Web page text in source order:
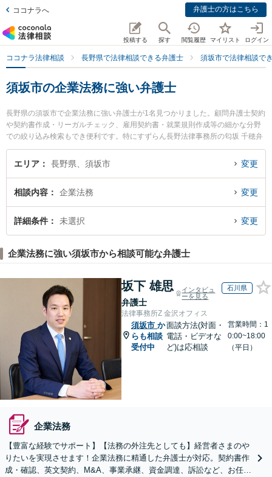
ココナラへ 弁護士の方はこちら
投稿する 探す 閲覧履歴 マイリスト ログイン
ココナラ法律相談 長野県で法律相談できる弁護士 須坂市で法律相談で
須坂市の企業法務に強い弁護士
長野県の須坂市で企業法務に強い弁護士が1名見つかりました。顧問弁護士契約
や契約書作成・リーガルチェック、雇用契約書・就業規則作成等の細かな分野
での絞り込み検索もでき便利です。特にすずらん長野法律事務所の匂坂 千穂弁
護士のプロフィール情報や弁護士費用、強みなどが注目されています。『須坂
市で土日や夜間に発生した企業法務のトラブルを今すぐに弁護士に相談した
などでお困りの相談者さんにおすすめです。
エリア 長野県、須坂市 変更
相談内容 企業法務 変更
詳細条件 未選択 変更
企業法務に強い須坂市から相談可能な弁護士
坂下 雄思
弁護士
インタビュ
ーを見る
石川県
法律事務所Z 金沢オフィス
須坂市 か
らも相談
受付中
面談方法(対面・
電話・ビデオな
ど)は応相談
営業時間：1
0:00~18:00
（平日）
企業法務
【豊富な経験でサポート】【法務の外注先としても】経営者さまのや
りたいを実現させます！企業法務に精通した弁護士が対応。契約書作
成・確認、英文契約、M&A、事業承継、資金調達、訴訟など、お任せ